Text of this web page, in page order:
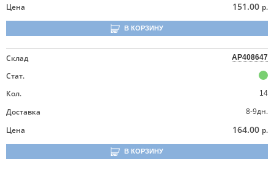
Цена
151.00 р.
В КОРЗИНУ
Склад AP408647
Стат.
Кол.
14
Доставка
8-9дн.
Цена
164.00 р.
В КОРЗИНУ